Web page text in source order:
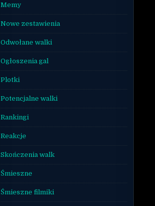
Memy
Nowe zestawienia
Odwołane walki
Ogłoszenia gal
Plotki
Potencjalne walki
Rankingi
Reakcje
Skończenia walk
Śmieszne
Śmieszne filmiki